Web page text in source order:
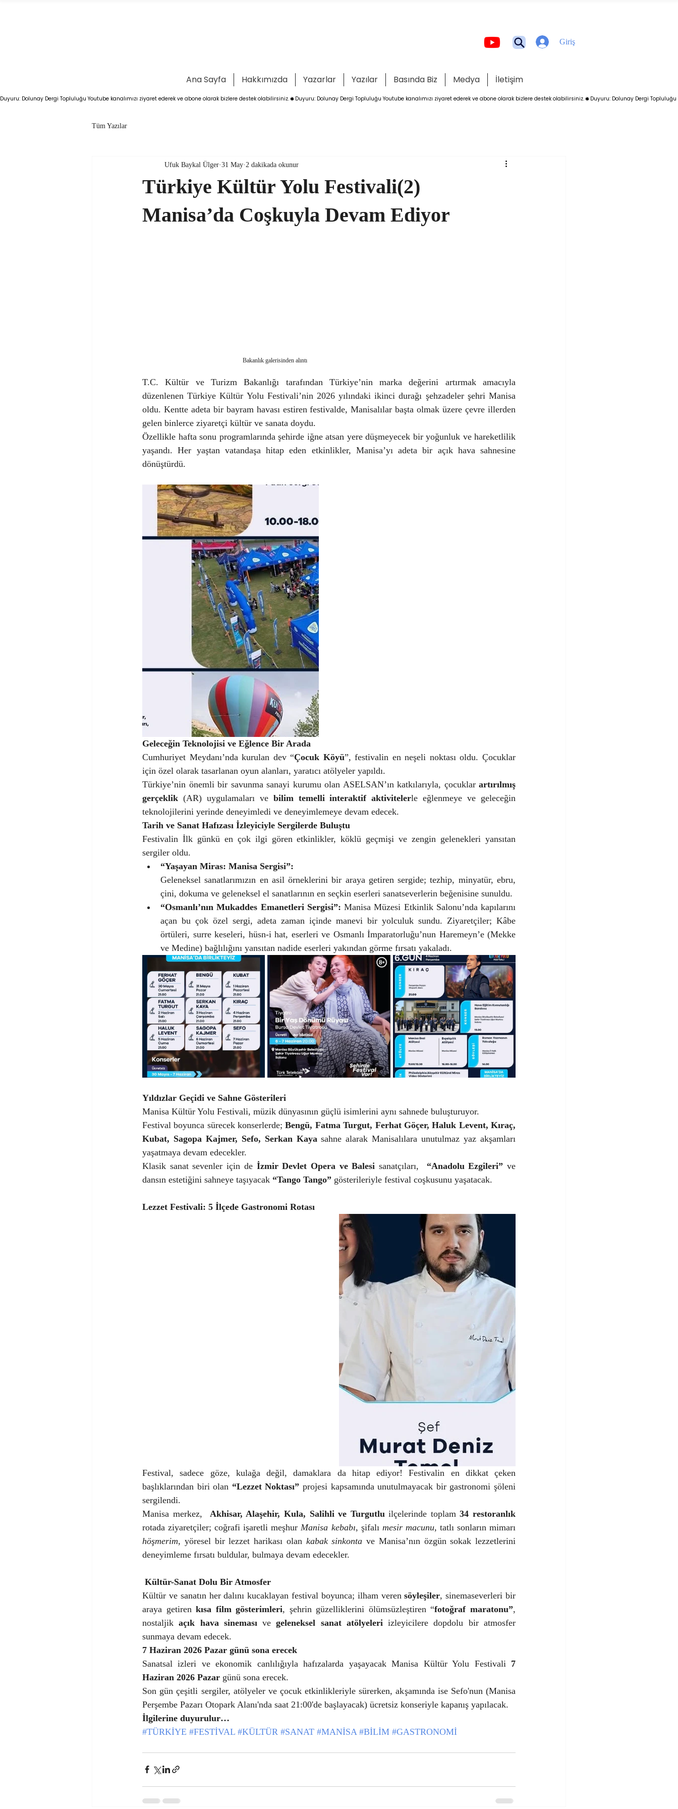
Giriş
Ana Sayfa Hakkımızda Yazarlar Yazılar Basında Biz Medya İletişim
Duyuru: Dolunay Dergi Topluluğu Youtube kanalımızı ziyaret ederek ve abone olarak bizlere destek olabilirsiniz.
Tüm Yazılar
Türkiye Kültür Yolu Festivali(2)
Manisa’da Coşkuyla Devam Ediyor
Ufuk Baykal Ülger 31 May 2 dakikada okunur
Bakanlık galerisinden alıntı
T.C. Kültür ve Turizm Bakanlığı tarafından Türkiye’nin marka değerini artırmak amacıyla
düzenlenen Türkiye Kültür Yolu Festivali’nin 2026 yılındaki ikinci durağı şehzadeler şehri Manisa
oldu. Kentte adeta bir bayram havası estiren festivalde, Manisalılar başta olmak üzere çevre illerden
gelen binlerce ziyaretçi kültür ve sanata doydu.
Özellikle hafta sonu programlarında şehirde iğne atsan yere düşmeyecek bir yoğunluk ve hareketlilik
yaşandı. Her yaştan vatandaşa hitap eden etkinlikler, Manisa’yı adeta bir açık hava sahnesine
dönüştürdü.
Geleceğin Teknolojisi ve Eğlence Bir Arada
Cumhuriyet Meydanı’nda kurulan dev “Çocuk Köyü”, festivalin en neşeli noktası oldu. Çocuklar
için özel olarak tasarlanan oyun alanları, yaratıcı atölyeler yapıldı.
Türkiye’nin önemli bir savunma sanayi kurumu olan ASELSAN’ın katkılarıyla, çocuklar artırılmış
gerçeklik (AR) uygulamaları ve bilim temelli interaktif aktivitelerle eğlenmeye ve geleceğin
teknolojilerini yerinde deneyimledi ve deneyimlemeye devam edecek.
Tarih ve Sanat Hafızası İzleyiciyle Sergilerde Buluştu
Festivalin İlk günkü en çok ilgi gören etkinlikler, köklü geçmişi ve zengin gelenekleri yansıtan
sergiler oldu.
“Yaşayan Miras: Manisa Sergisi”:
Geleneksel sanatlarımızın en asil örneklerini bir araya getiren sergide; tezhip, minyatür, ebru,
çini, dokuma ve geleneksel el sanatlarının en seçkin eserleri sanatseverlerin beğenisine sunuldu.
“Osmanlı’nın Mukaddes Emanetleri Sergisi”: Manisa Müzesi Etkinlik Salonu’nda kapılarını
açan bu çok özel sergi, adeta zaman içinde manevi bir yolculuk sundu. Ziyaretçiler; Kâbe
örtüleri, surre keseleri, hüsn-i hat, eserleri ve Osmanlı İmparatorluğu’nun Haremeyn’e (Mekke
ve Medine) bağlılığını yansıtan nadide eserleri yakından görme fırsatı yakaladı.
Yıldızlar Geçidi ve Sahne Gösterileri
Manisa Kültür Yolu Festivali, müzik dünyasının güçlü isimlerini aynı sahnede buluşturuyor.
Festival boyunca sürecek konserlerde; Bengü, Fatma Turgut, Ferhat Göçer, Haluk Levent, Kıraç,
Kubat, Sagopa Kajmer, Sefo, Serkan Kaya sahne alarak Manisalılara unutulmaz yaz akşamları
yaşatmaya devam edecekler.
Klasik sanat sevenler için de İzmir Devlet Opera ve Balesi sanatçıları, “Anadolu Ezgileri” ve
dansın estetiğini sahneye taşıyacak “Tango Tango” gösterileriyle festival coşkusunu yaşatacak.
Lezzet Festivali: 5 İlçede Gastronomi Rotası
Festival, sadece göze, kulağa değil, damaklara da hitap ediyor! Festivalin en dikkat çeken
başlıklarından biri olan “Lezzet Noktası” projesi kapsamında unutulmayacak bir gastronomi şöleni
sergilendi.
Manisa merkez, Akhisar, Alaşehir, Kula, Salihli ve Turgutlu ilçelerinde toplam 34 restoranlık
rotada ziyaretçiler; coğrafi işaretli meşhur Manisa kebabı, şifalı mesir macunu
höşmerim, yöresel bir lezzet harikası olan kabak sinkonta ve Manisa’nın özgün sokak lezzetlerini
deneyimleme fırsatı buldular, bulmaya devam edecekler.
Kültür-Sanat Dolu Bir Atmosfer
Kültür ve sanatın her dalını kucaklayan festival boyunca; ilham veren söyleşiler, sinemaseverleri bir
araya getiren kısa film gösterimleri, şehrin güzelliklerini ölümsüzleştiren “fotoğraf maratonu”,
nostaljik açık hava sineması ve geleneksel sanat atölyeleri izleyicilere dopdolu bir atmosfer
sunmaya devam edecek.
7 Haziran 2026 Pazar günü sona erecek
Sanatsal izleri ve ekonomik canlılığıyla hafızalarda yaşayacak Manisa Kültür Yolu Festivali 7
Haziran 2026 Pazar günü sona erecek.
Son gün çeşitli sergiler, atölyeler ve çocuk etkinlikleriyle sürerken, akşamında ise Sefo'nun (Manisa
Perşembe Pazarı Otopark Alanı'nda saat 21:00'de başlayacak) ücretsiz konseriyle kapanış yapılacak.
İlgilerine duyurulur…
#TÜRKİYE #FESTİVAL #KÜLTÜR #SANAT #MANİSA #BİLİM #GASTRONOMİ